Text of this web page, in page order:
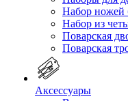
Набор ножей
Набор из
Поварская
Поварская
Аксессуары